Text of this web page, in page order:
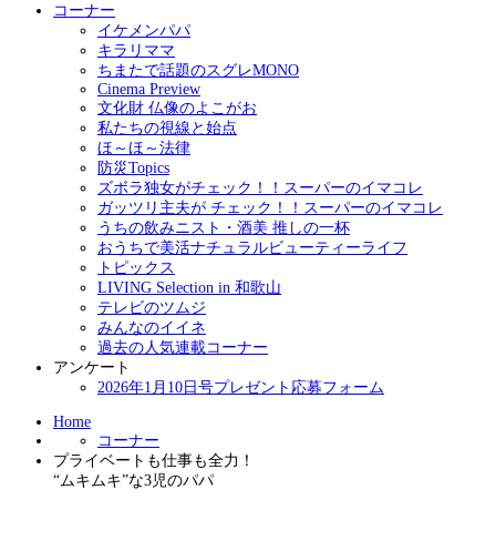
コーナー
イケメンパパ
キラリママ
ちまたで話題のスグレMONO
Cinema Preview
文化財 仏像のよこがお
私たちの視線と始点
ほ～ほ～法律
防災Topics
ズボラ独女がチェック！！スーパーのイマコレ
ガッツリ主夫が チェック！！スーパーのイマコレ
うちの飲みニスト・酒美 推しの一杯
おうちで美活ナチュラルビューティーライフ
トピックス
LIVING Selection in 和歌山
テレビのツムジ
みんなのイイネ
過去の人気連載コーナー
アンケート
2026年1月10日号プレゼント応募フォーム
Home
コーナー
プライベートも仕事も全力！
“ムキムキ”な3児のパパ